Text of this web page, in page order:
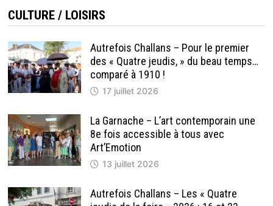
CULTURE / LOISIRS
Autrefois Challans – Pour le premier
des « Quatre jeudis, » du beau temps…
comparé à 1910 !
17 juillet 2026
La Garnache – L’art contemporain une
8e fois accessible à tous avec
Art’Emotion
13 juillet 2026
Autrefois Challans – Les « Quatre